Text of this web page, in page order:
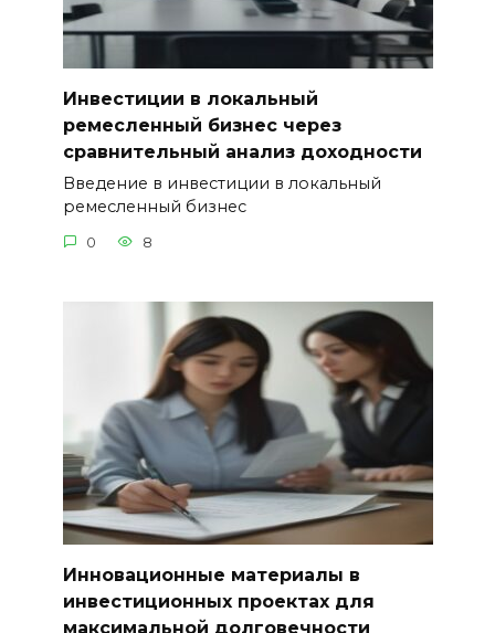
Инвестиции в локальный
ремесленный бизнес через
сравнительный анализ доходности
Введение в инвестиции в локальный
ремесленный бизнес
0 8
Инновационные материалы в
инвестиционных проектах для
максимальной долговечности